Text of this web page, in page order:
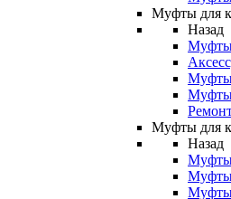
Муфты для
Назад
Муфты
Муфты для
Назад
Муфты
Муфты